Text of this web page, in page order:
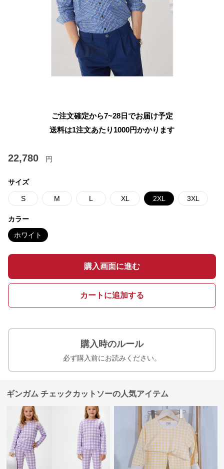
ご注文確定から7~28日でお届け予定
送料は1注文あたり 1000円かかります
22,780 円
サイズ
S M L XL 2XL 3XL
カラー
ホワイト
購入画面に進む
カートに追加する
購入時のルール
必ず購入前にお読みください。
ギンガム チェックカットソーの人気アイテム